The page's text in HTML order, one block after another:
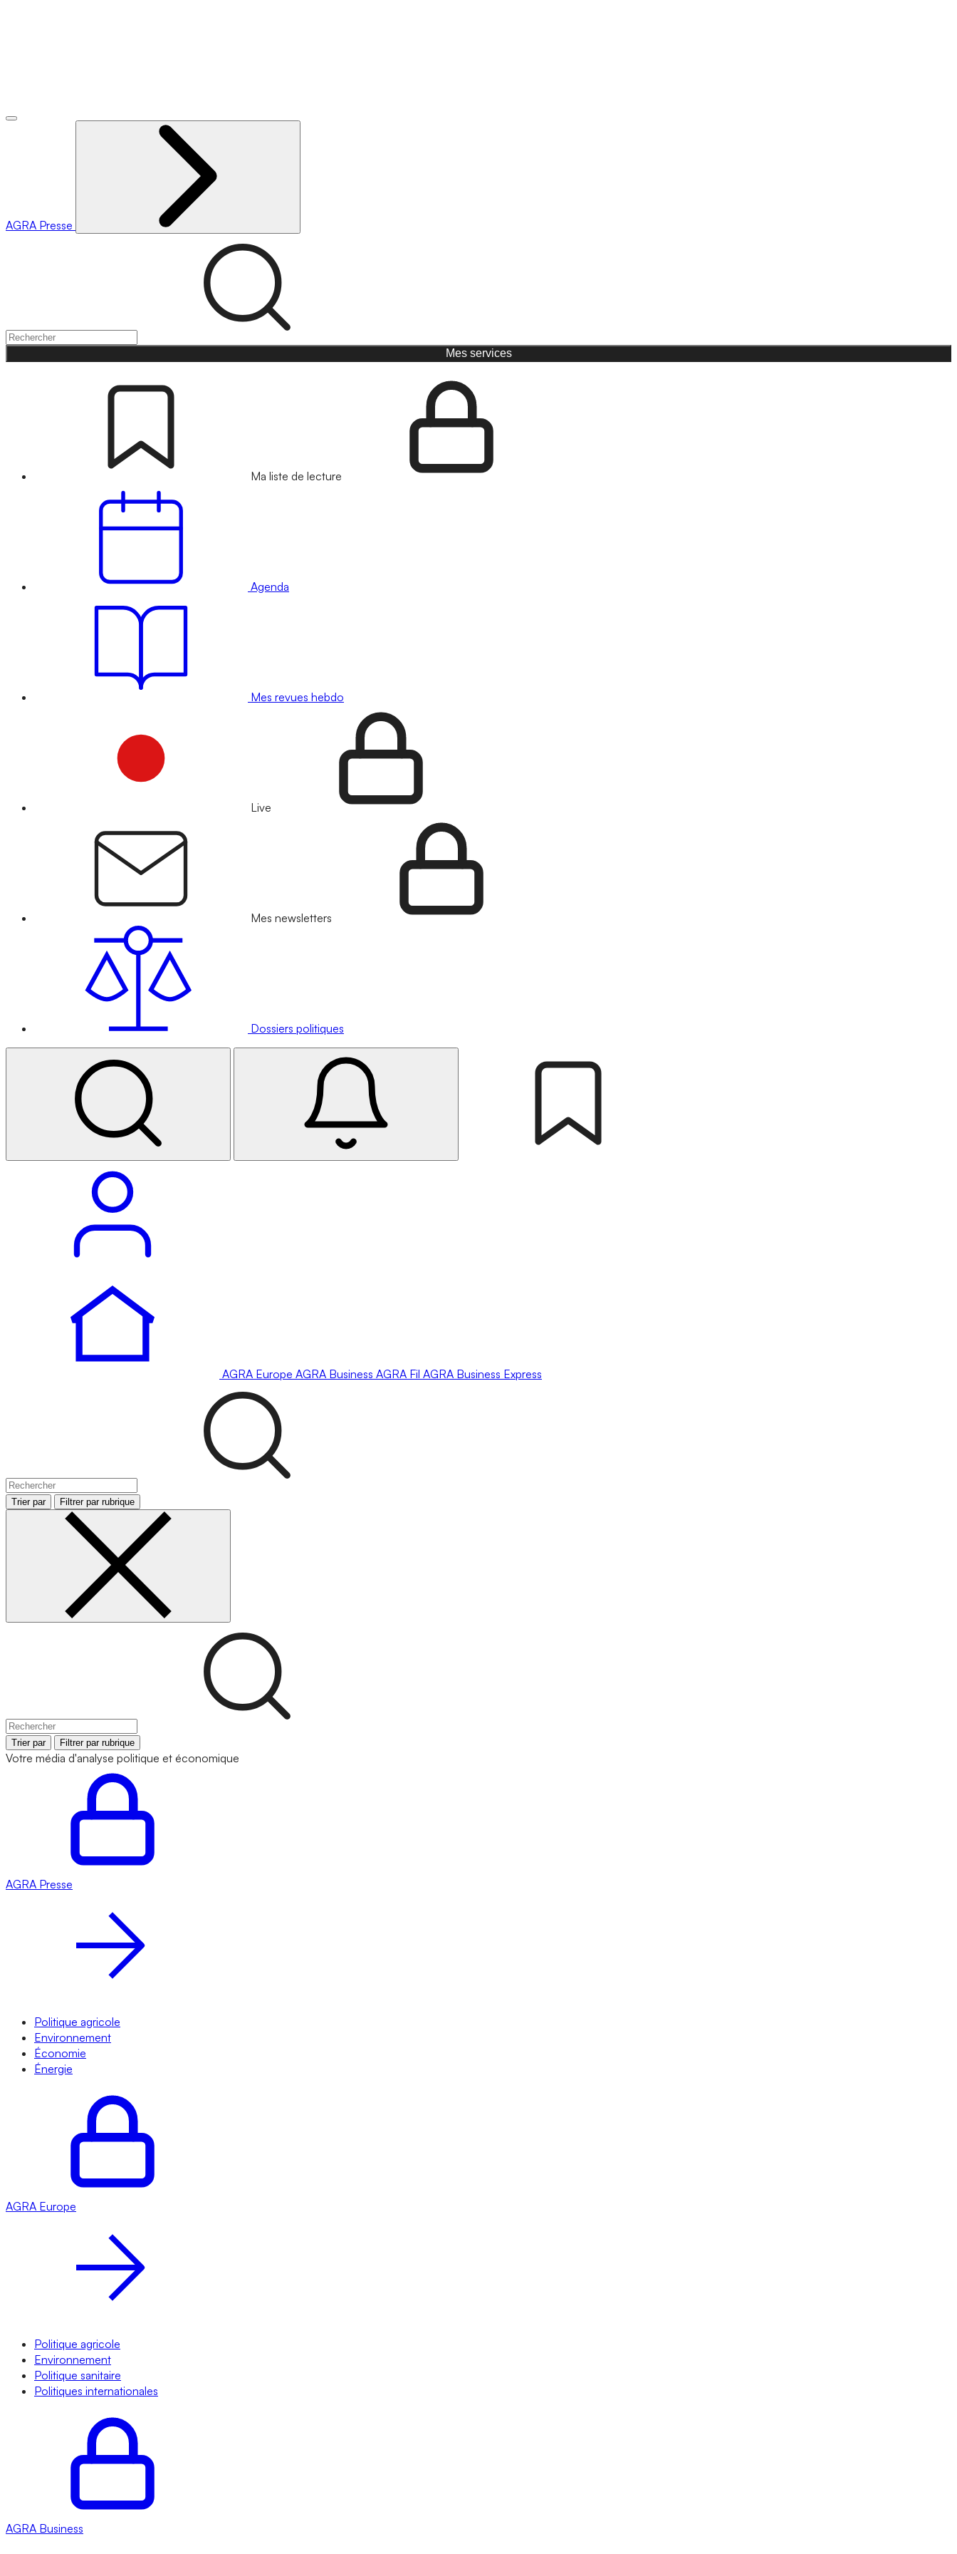
AGRA Presse
Mes services
Ma liste de lecture
Agenda
Mes revues hebdo
Live
Mes newsletters
Dossiers politiques
AGRA Europe AGRA Business AGRA Fil AGRA Business Express
Trier par Filtrer par rubrique
Trier par Filtrer par rubrique
Votre média d'analyse politique et économique
AGRA Presse
Politique agricole
Environnement
Économie
Énergie
AGRA Europe
Politique agricole
Environnement
Politique sanitaire
Politiques internationales
AGRA Business